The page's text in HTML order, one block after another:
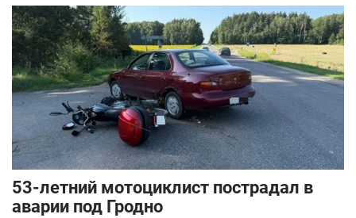
53-летний мотоциклист пострадал в
аварии под Гродно